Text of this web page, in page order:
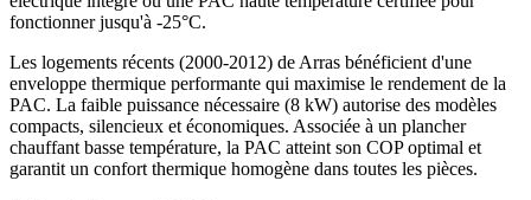
fonctionner jusqu'à -25°C.
Les logements récents (2000-2012) de Arras bénéficient d'une
enveloppe thermique performante qui maximise le rendement de la
PAC. La faible puissance nécessaire (8 kW) autorise des modèles
compacts, silencieux et économiques. Associée à un plancher
chauffant basse température, la PAC atteint son COP optimal et
garantit un confort thermique homogène dans toutes les pièces.